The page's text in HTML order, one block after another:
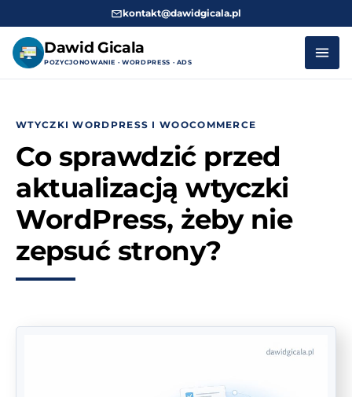
kontakt@dawidgicala.pl
Dawid Gicala
POZYCJONOWANIE · WORDPRESS · ADS
treściWTYCZKI WORDPRESS I WOOCOMMERCE
Co sprawdzić przed
aktualizacją wtyczki
WordPress, żeby nie
zepsuć strony?